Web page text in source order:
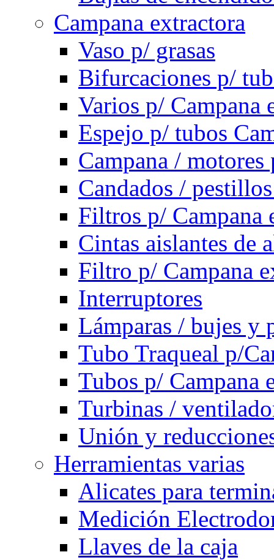
Campana extractora
Vaso p/ grasas
Bifurcaciones p/
Varios p/ Campana
Espejo p/ tubos
Campana /
Candados /
Filtros p/ Campana
Cintas aislantes de
Filtro p/ Campana
Interruptores
Lámparas / bujes y
Tubo Traqueal p/
Tubos p/ Campana
Turbinas /
Unión y
Herramientas varias
Alicates para
Medición
Llaves de la caja